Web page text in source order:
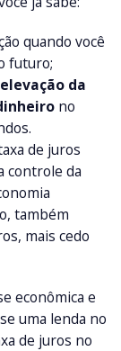
quando você
futuro;
elevação da
no
de juros
controle da
também
mais cedo
econômica e
uma lenda no
de juros no